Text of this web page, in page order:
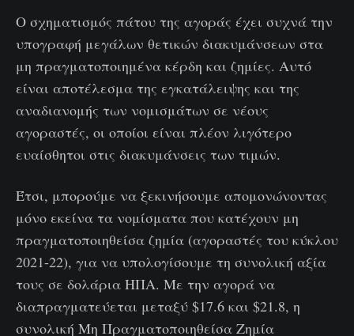
Ο σχηματισμός πάτου της αγοράς έχει συχνά την
υπογραφή μεγάλων θετικών διακυμάνσεων στα
μη πραγματοποιημένα κέρδη και ζημίες. Αυτό
είναι αποτέλεσμα της εγκατάλειψης και της
αναδιανομής των νομισμάτων σε νέους
αγοραστές, οι οποίοι είναι πλέον λιγότερο
ευαίσθητοι στις διακυμάνσεις των τιμών.
Έτσι, μπορούμε να ξεκινήσουμε απομονώνοντας
μόνο εκείνα τα νομίσματα που κατέχουν μη
πραγματοποιηθείσα ζημία (αγοραστές του κύκλου
2021-22), για να υπολογίσουμε τη συνολική αξία
τους σε δολάρια ΗΠΑ. Με την αγορά να
διαπραγματεύεται μεταξύ $17.6 και $21.8, η
συνολική Μη Πραγματοποιηθείσα Ζημία